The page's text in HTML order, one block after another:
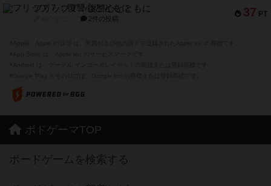
37 PT
フリップ７：復讐心とともに
2件の投稿
ボドゲーマTOP
ボードゲームを検索する